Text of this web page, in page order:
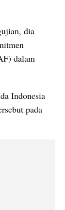
dia
dalam
Indonesia
pada